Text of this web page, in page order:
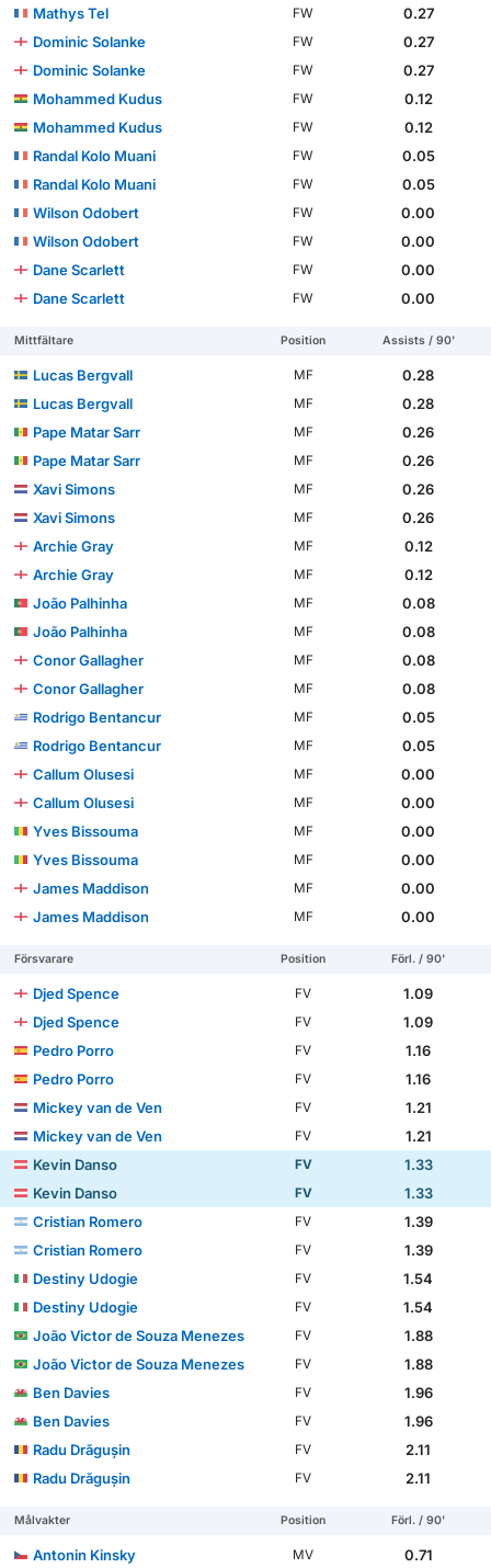
Mathys Tel FW
0.27
Dominic Solanke
FW
0.27
Dominic Solanke
FW
0.27
Mohammed Kudus
FW
0.12
Mohammed Kudus
FW
0.12
Randal Kolo Muani
FW
0.05
Randal Kolo Muani
FW
0.05
Wilson Odobert
FW
0.00
Wilson Odobert
FW
0.00
Dane Scarlett
FW
0.00
Dane Scarlett
FW 0.00
Mittfältare Position Assists / 90'
Lucas Bergvall MF
0.28
Lucas Bergvall
MF
0.28
Pape Matar Sarr
MF
0.26
Pape Matar Sarr
MF
0.26
Xavi Simons
MF
0.26
Xavi Simons
MF
0.26
Archie Gray
MF
0.12
Archie Gray
MF
0.12
João Palhinha
MF
0.08
João Palhinha
MF
0.08
Conor Gallagher
MF
0.08
Conor Gallagher
MF
0.08
Rodrigo Bentancur
MF
0.05
Rodrigo Bentancur
MF
0.05
Callum Olusesi
MF
0.00
Callum Olusesi
MF
0.00
Yves Bissouma
MF
0.00
Yves Bissouma
MF
0.00
James Maddison
MF
0.00
James Maddison
MF 0.00
Försvarare Position Förl. / 90'
Djed Spence FV
1.09
Djed Spence
FV
1.09
Pedro Porro
FV
1.16
Pedro Porro
FV
1.16
Mickey van de Ven
FV
1.21
Mickey van de Ven
FV
1.21
Kevin Danso
FV
1.33
Kevin Danso
FV
1.33
Cristian Romero
FV
1.39
Cristian Romero
FV
1.39
Destiny Udogie
FV
1.54
Destiny Udogie
FV
1.54
João Victor de Souza Menezes
FV
1.88
João Victor de Souza Menezes
FV
1.88
Ben Davies
FV
1.96
Ben Davies
FV
1.96
Radu Drăgușin
FV
2.11
Radu Drăgușin
FV 2.11
Målvakter Position Förl. / 90'
Antonin Kinsky MV
0.71